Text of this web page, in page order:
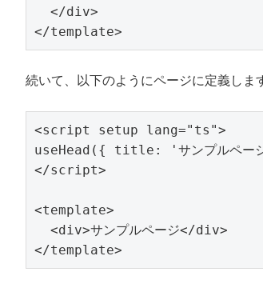
  </div>
続いて、以下のようにページに定義しま
<script setup lang="ts">
useHead({ title: 'サンプルペ
</script>
<template>
  <div>サンプルページ</div>